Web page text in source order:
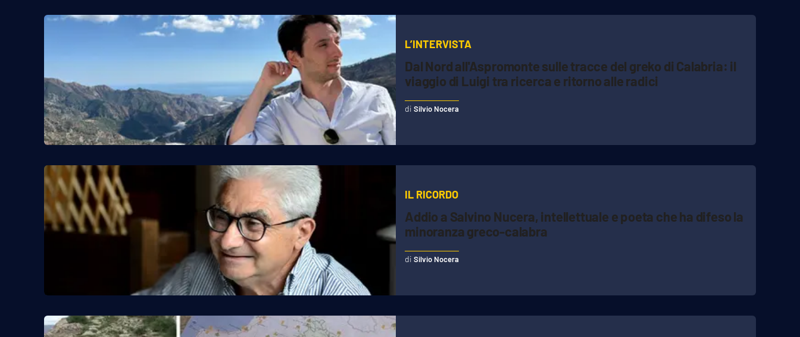
Ilvibonese.it
Catanzarochannel.it
L’INTERVISTA
Dal Nord all'Aspromonte sulle tracce del greko di Calabria: il
viaggio di Luigi tra ricerca e ritorno alle radici
Silvio Nocera
IL RICORDO
Addio a Salvino Nucera, intellettuale e poeta che ha difeso la
minoranza greco-calabra
Silvio Nocera